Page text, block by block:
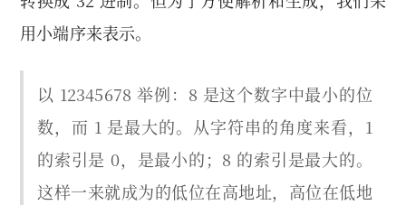
用小端序来表示。
以 12345678 举例：8 是这个数字中最小的位
数，而 1 是最大的。从字符串的角度来看，1
的索引是 0，是最小的；8 的索引是最大的。
这样一来就成为的低位在高地址，高位在低地